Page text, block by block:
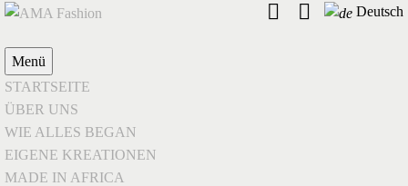
Deutsch
Menü
STARTSEITE
ÜBER UNS
WIE ALLES BEGAN
EIGENE KREATIONEN
MADE IN AFRICA